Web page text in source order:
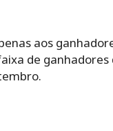
aos‌
‌de‌ ‌ganhadores‌